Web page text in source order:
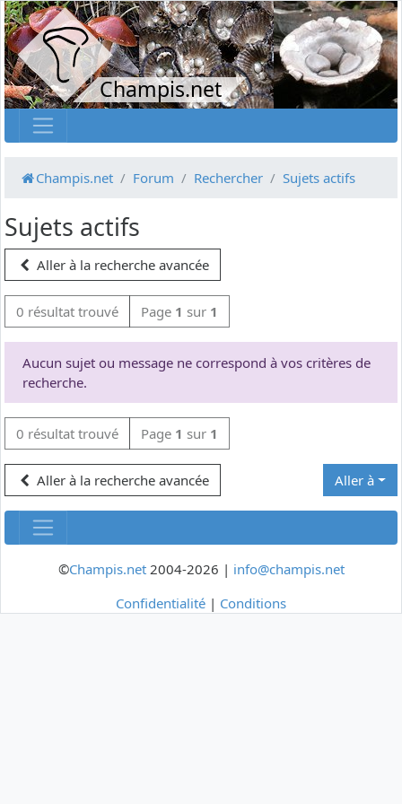
Champis.net
Champis.net Forum Rechercher Sujets actifs
Sujets actifs
Aller à la recherche avancée
0 résultat trouvé Page 1 sur 1
Aucun sujet ou message ne correspond à vos critères de
recherche.
0 résultat trouvé Page 1 sur 1
Aller à la recherche avancée Aller à
©Champis.net2004-2026 | info@champis.net
Confidentialité | Conditions